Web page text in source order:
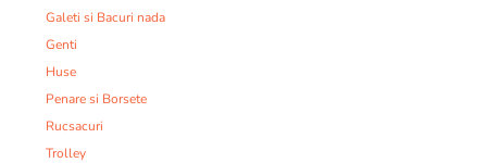
Galeti si Bacuri nada
Genti
Huse
Penare si Borsete
Rucsacuri
Trolley